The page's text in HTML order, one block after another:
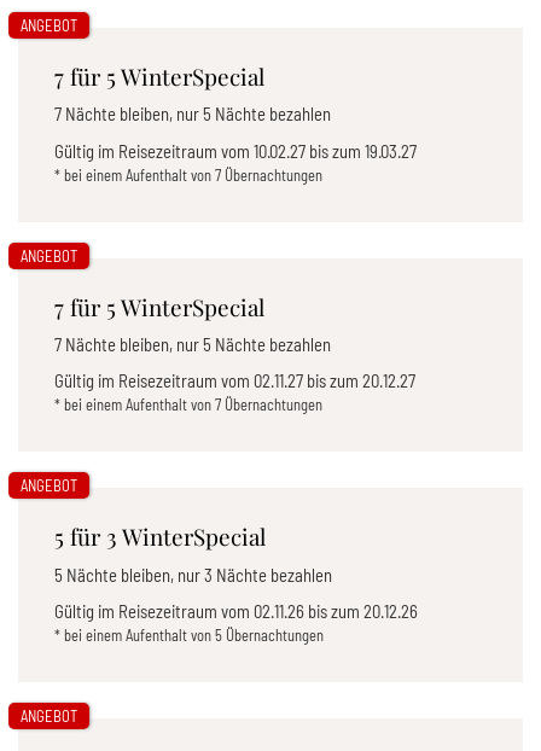
7 für 5 WinterSpecial
7 Nächte bleiben, nur 5 Nächte bezahlen
Gültig im Reisezeitraum vom 10.02.27 bis zum 19.03.27
* bei einem Aufenthalt von 7 Übernachtungen
ANGEBOT
7 für 5 WinterSpecial
7 Nächte bleiben, nur 5 Nächte bezahlen
Gültig im Reisezeitraum vom 02.11.27 bis zum 20.12.27
* bei einem Aufenthalt von 7 Übernachtungen
ANGEBOT
5 für 3 WinterSpecial
5 Nächte bleiben, nur 3 Nächte bezahlen
Gültig im Reisezeitraum vom 02.11.26 bis zum 20.12.26
* bei einem Aufenthalt von 5 Übernachtungen
ANGEBOT
ANGEBOT